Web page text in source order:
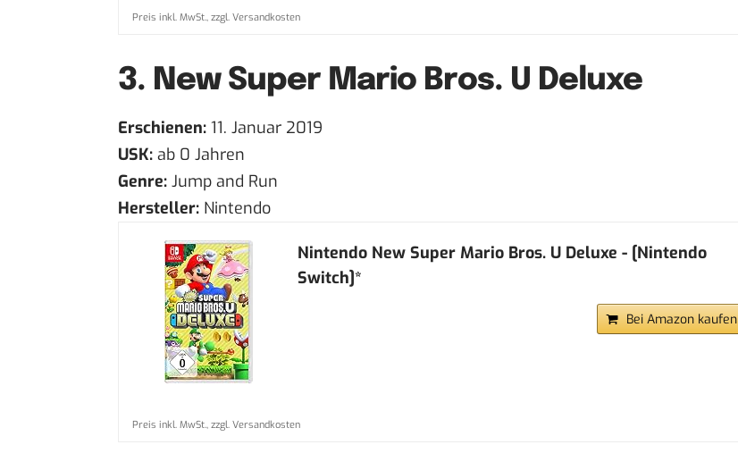
Preis inkl. MwSt., zzgl. Versandkosten
3. New Super Mario Bros. U Deluxe
Erschienen: 11. Januar 2019
USK: ab 0 Jahren
Genre: Jump and Run
Hersteller: Nintendo
Nintendo New Super Mario Bros. U Deluxe - [Nintendo
Switch]*
Bei Amazon kaufen
Preis inkl. MwSt., zzgl. Versandkosten